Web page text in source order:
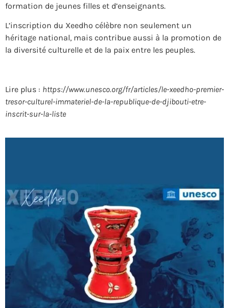
formation de jeunes filles et d’enseignants.
L’inscription du Xeedho célèbre non seulement un
héritage national, mais contribue aussi à la promotion de
la diversité culturelle et de la paix entre les peuples.
Lire plus : https://www.unesco.org/fr/articles/le-xeedho-premier-
tresor-culturel-immateriel-de-la-republique-de-djibouti-etre-
inscrit-sur-la-liste